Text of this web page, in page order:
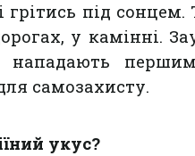
грітись під сонцем.
у камінні.
нападають
самозахисту.
укус?